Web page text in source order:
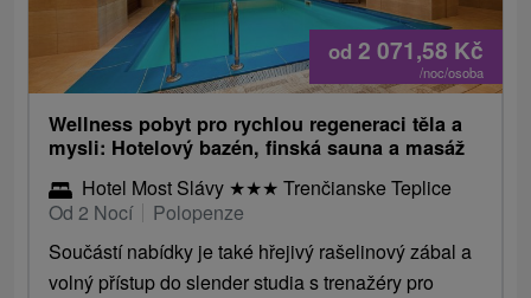
od 2 071,58 Kč
/noc/osoba
Wellness pobyt pro rychlou regeneraci těla a
mysli: Hotelový bazén, finská sauna a masáž
Hotel Most Slávy ★★★ Trenčianske Teplice
Od 2 Nocí
Polopenze
Součástí nabídky je také hřejivý rašelinový zábal a
volný přístup do slender studia s trenažéry pro